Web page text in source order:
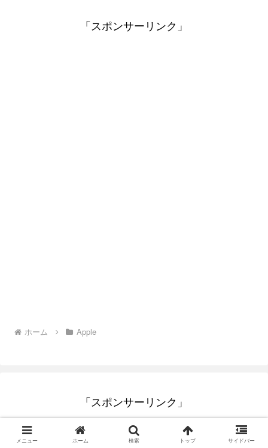
「スポンサーリンク」
ホーム Apple
「スポンサーリンク」
メニュー ホーム 検索 トップ サイドバー